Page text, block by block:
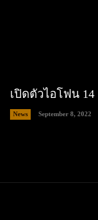
เปิดตัวไอโฟน
News September 8, 2022